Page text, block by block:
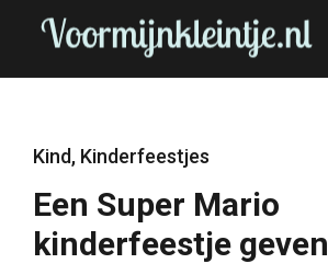
Kind, Kinderfeestjes
Een Super Mario
kinderfeestje geven